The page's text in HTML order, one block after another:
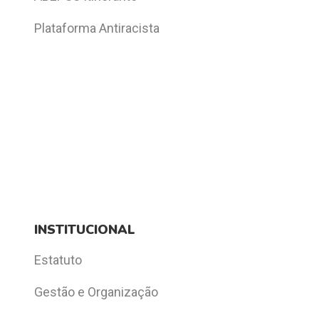
Plataforma Antiracista
INSTITUCIONAL
Estatuto
Gestão e Organização